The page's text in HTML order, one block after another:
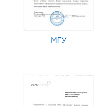
МГУ